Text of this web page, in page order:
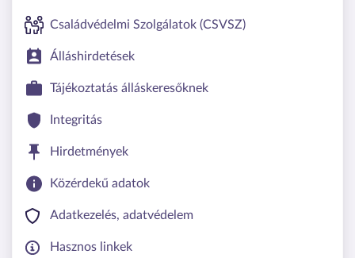
Családvédelmi Szolgálatok (CSVSZ)
Álláshirdetések
Tájékoztatás álláskeresőknek
Integritás
Hirdetmények
Közérdekű adatok
Adatkezelés, adatvédelem
Hasznos linkek